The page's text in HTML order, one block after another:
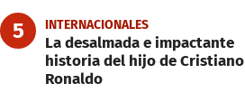
5 INTERNACIONALES
La desalmada e impactante
historia del hijo de Cristiano
Ronaldo